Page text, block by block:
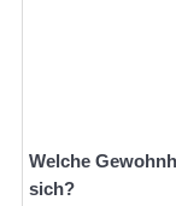
Welche
sich?